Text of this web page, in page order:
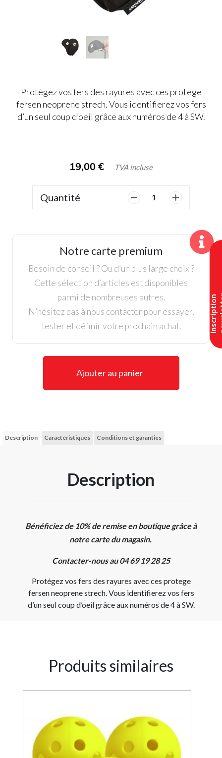
I
n
s
c
r
i
p
t
i
o
n
n
e
w
s
l
e
t
t
e
Protégez vos fers des rayures avec ces protege
fersen neoprene strech. Vous identifierez vos fers
d’un seul coup d’oeil grâce aux numéros de 4 à SW.
19,00 € TVA incluse
Quantité
quantité
de
Masters,
Couvre
fer
Notre carte premium
Besoin de conseil ? Ou d’un plus large choix ?
Cette sélection d’articles est disponibles
parmi de nombreuses autres.
N’hésitez pas à nous contacter pour essayer,
tester et définir votre prochain achat.
Ajouter au panier
Description Caractéristiques Conditions et garanties
Description
Bénéficiez de 10% de remise en boutique grâce à
notre carte du magasin.
Contacter-nous au 04 69 19 28 25
Protégez vos fers des rayures avec ces protege
fersen neoprene strech. Vous identifierez vos fers
d’un seul coup d’oeil grâce aux numéros de 4 à SW.
Produits similaires